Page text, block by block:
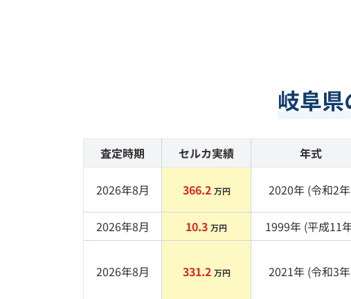
岐阜
査定時期 セルカ実績 年式
2026年8月 366.2 万円 2020年 (令和2年
2026年8月 10.3 万円 1999年 (平成11
2026年8月 331.2 万円 2021年 (令和3年